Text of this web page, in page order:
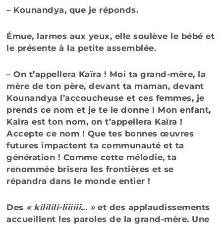
– Kounandya, que je réponds.
Émue, larmes aux yeux, elle soulève le bébé et
le présente à la petite assemblée.
– On t’appellera Kaïra ! Moi ta grand-mère, la
mère de ton père, devant ta maman, devant
Kounandya l’accoucheuse et ces femmes, je
prends ce nom et je te le donne ! Mon enfant,
Kaïra est ton nom, on t’appellera Kaïra !
Accepte ce nom ! Que tes bonnes œuvres
futures impactent ta communauté et ta
génération ! Comme cette mélodie, ta
renommée brisera les frontières et se
répandra dans le monde entier !
Des « kililili-liiiiii… »et des applaudissements
accueillent les paroles de la grand-mère. Une